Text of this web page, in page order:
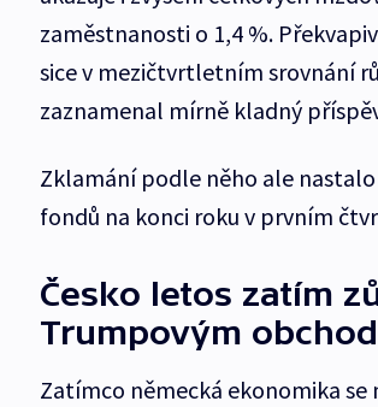
zaměstnanosti o 1,4 %.
sice v mezičtvrtletním srovnání
zaznamenal mírně kladný
Zklamání podle něho ale
fondů na konci roku v prvním
Česko letos zatím
Trumpovým
Zatímco německá ekonomika